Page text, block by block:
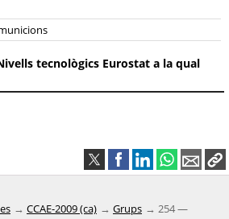
tecnològics Eurostat a la qual
CCAE-2009 (ca) Grups
254 —